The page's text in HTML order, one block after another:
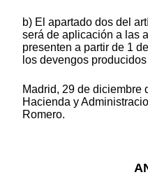
b) El apartado dos del
será de aplicación a las
presenten a partir de 1
los devengos
Madrid, 29 de diciembre
Hacienda y
Romero.